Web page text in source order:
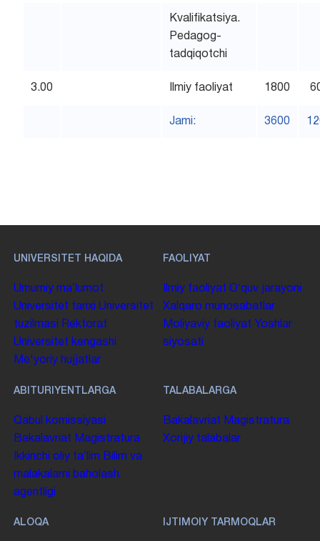
Kvalifikatsiya.
Pedagog-
tadqiqotchi
3.00 Ilmiy faoliyat 1800
Jami: 3600
UNIVERSITET HAQIDA
Umumiy maʼlumot
Universitet tarixi Universitet
tuzilmasi
Rektorat
Universitet kengashi
Me'yoriy hujjatlar
FAOLIYAT
Ilmiy faoliyat Oʻquv jarayoni
Xalqaro munosabatlar
Moliyaviy faoliyat Yoshlar
siyosati
ABITURIYENTLARGA
Qabul komissiyasi
Bakalavriat Magistratura
Ikkinchi oliy taʼlim Bilim va
malakalarni baholash
agentligi
TALABALARGA
Bakalavriat Magistratura
Xorijiy talabalar
ALOQA IJTIMOIY TARMOQLAR